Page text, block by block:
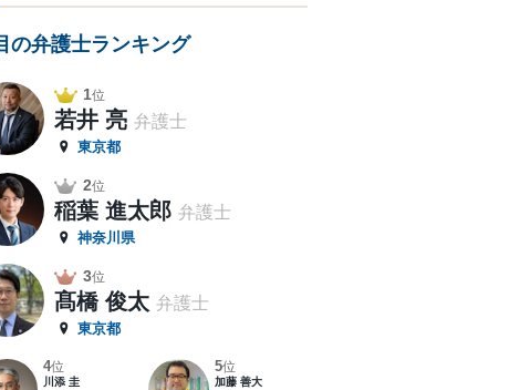
の弁護士ランキング
1位
若井 亮 弁護士
東京都
2位
稲葉 進太郎 弁護士
神奈川県
3位
髙橋 俊太 弁護士
東京都
4位
川添 圭
5位
加藤 善大